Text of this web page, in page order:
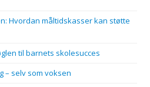
Hvordan måltidskasser kan støtte
til barnets skolesucces
– selv som voksen